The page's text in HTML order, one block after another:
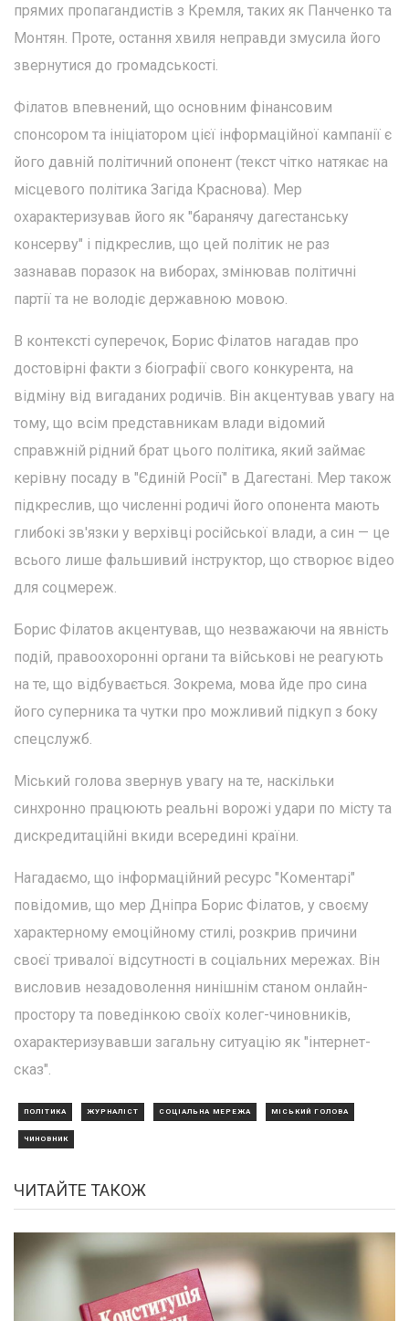
прямих пропагандистів з Кремля, таких як Панченко та
Монтян. Проте, остання хвиля неправди змусила його
звернутися до громадськості.
Філатов впевнений, що основним фінансовим
спонсором та ініціатором цієї інформаційної кампанії є
його давній політичний опонент (текст чітко натякає на
місцевого політика Загіда Краснова). Мер
охарактеризував його як "баранячу дагестанську
консерву" і підкреслив, що цей політик не раз
зазнавав поразок на виборах, змінював політичні
партії та не володіє державною мовою.
В контексті суперечок, Борис Філатов нагадав про
достовірні факти з біографії свого конкурента, на
відміну від вигаданих родичів. Він акцентував увагу на
тому, що всім представникам влади відомий
справжній рідний брат цього політика, який займає
керівну посаду в "Єдиній Росії" в Дагестані. Мер також
підкреслив, що численні родичі його опонента мають
глибокі зв'язки у верхівці російської влади, а син — це
всього лише фальшивий інструктор, що створює відео
для соцмереж.
Борис Філатов акцентував, що незважаючи на явність
подій, правоохоронні органи та військові не реагують
на те, що відбувається. Зокрема, мова йде про сина
його суперника та чутки про можливий підкуп з боку
спецслужб.
Міський голова звернув увагу на те, наскільки
синхронно працюють реальні ворожі удари по місту та
дискредитаційні вкиди всередині країни.
Нагадаємо, що інформаційний ресурс "Коментарі"
повідомив, що мер Дніпра Борис Філатов, у своєму
характерному емоційному стилі, розкрив причини
своєї тривалої відсутності в соціальних мережах. Він
висловив незадоволення нинішнім станом онлайн-
простору та поведінкою своїх колег-чиновників,
охарактеризувавши загальну ситуацію як "інтернет-
сказ".
ПОЛІТИКА ЖУРНАЛІСТ СОЦІАЛЬНА МЕРЕЖА МІСЬКИЙ ГОЛОВА
ЧИНОВНИК
ЧИТАЙТЕ ТАКОЖ